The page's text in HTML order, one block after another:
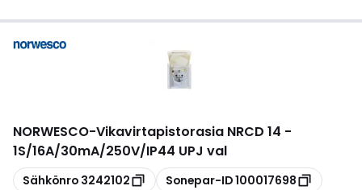
NORWESCO-Vikavirtapistorasia NRCD 14 -
1S/16A/30mA/250V/IP44 UPJ val
Kopioi
Sähkönro 3242102 Kopioi
Sonepar-ID100017698